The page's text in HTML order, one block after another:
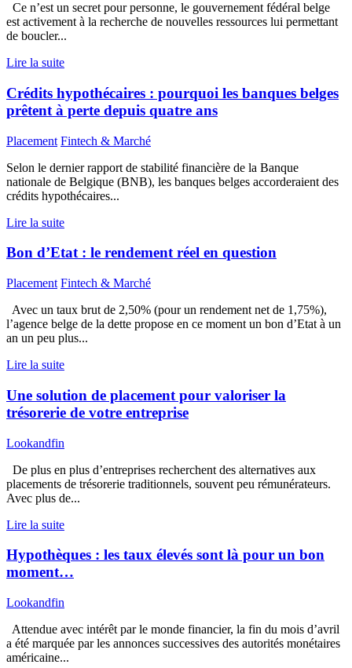
Ce n’est un secret pour personne, le gouvernement fédéral belge
est activement à la recherche de nouvelles ressources lui permettant
de boucler...
Lire la suite
Crédits hypothécaires : pourquoi les banques belges
prêtent à perte depuis quatre ans
Placement Fintech & Marché
Selon le dernier rapport de stabilité financière de la Banque
nationale de Belgique (BNB), les banques belges accorderaient des
crédits hypothécaires...
Lire la suite
Bon d’Etat : le rendement réel en question
Placement Fintech & Marché
Avec un taux brut de 2,50% (pour un rendement net de 1,75%),
l’agence belge de la dette propose en ce moment un bon d’Etat à un
an un peu plus...
Lire la suite
Une solution de placement pour valoriser la
trésorerie de votre entreprise
Lookandfin
De plus en plus d’entreprises recherchent des alternatives aux
placements de trésorerie traditionnels, souvent peu rémunérateurs.
Avec plus de...
Lire la suite
Hypothèques : les taux élevés sont là pour un bon
moment…
Lookandfin
Attendue avec intérêt par le monde financier, la fin du mois d’avril
a été marquée par les annonces successives des autorités monétaires
américaine...